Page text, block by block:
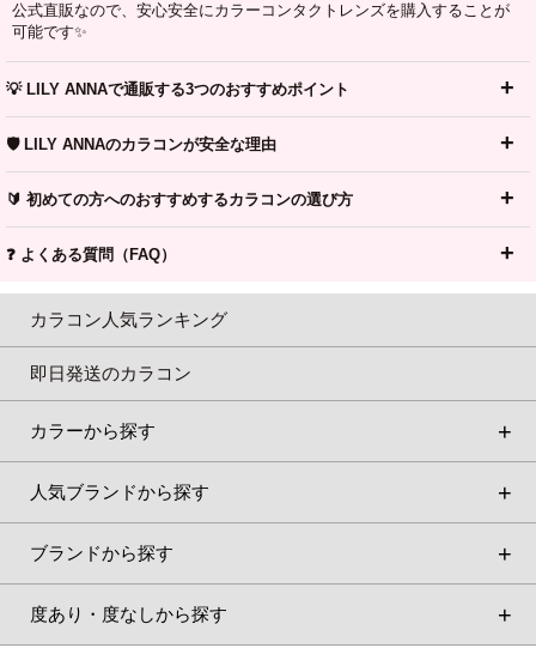
公式直販なので、安心安全にカラーコンタクトレンズを購入することが
可能です✨
💡 LILY ANNAで通販する3つのおすすめポイント
🛡️ LILY ANNAのカラコンが安全な理由
🔰 初めての方へのおすすめするカラコンの選び方
❓ よくある質問（FAQ）
カラコン人気ランキング
即日発送のカラコン
カラーから探す
人気ブランドから探す
ブランドから探す
度あり・度なしから探す